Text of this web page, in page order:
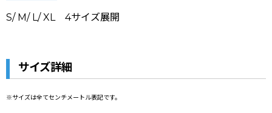
S/ M/ L/ XL 4サイズ展開
サイズ詳細
※サイズは全てセンチメートル表記です。